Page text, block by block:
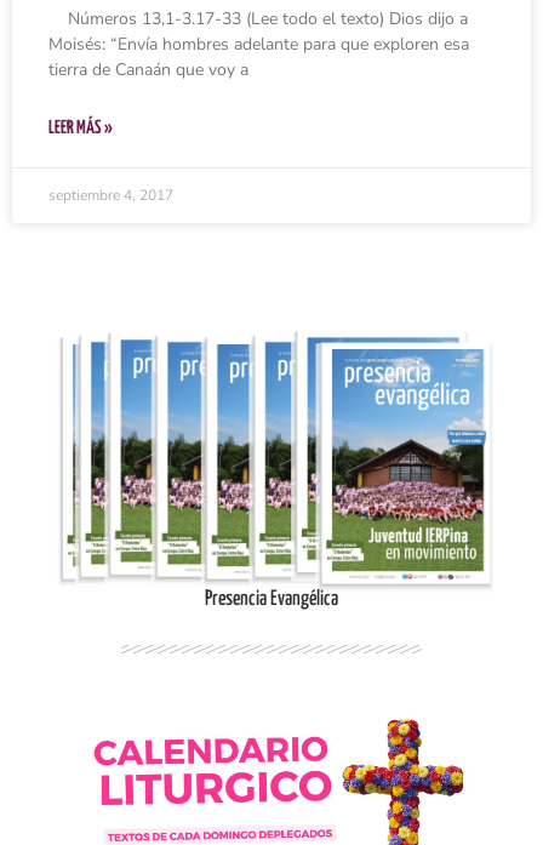
Números 13,1-3.17-33 (Lee todo el texto) Dios dijo a
Moisés: “Envía hombres adelante para que exploren esa
tierra de Canaán que voy a
LEER MÁS »
septiembre 4, 2017
Ingresar
Presencia Evangélica
Ingresar